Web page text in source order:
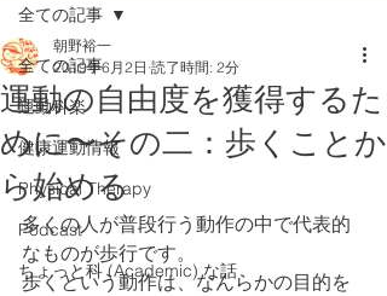
全ての記事
運動科楽
健康運動情報
Physical Therapy
Podcast
ちょっと科 (Academic) な話
全ての記事
運動の自由度を獲得するた
めに〜その二：歩くことか
ら始める
朝野裕一
2019年6月2日 読了時間: 2分
多くの人が普段行う動作の中で代表的
なものが歩行です。
歩くという動作は、なんらかの目的を